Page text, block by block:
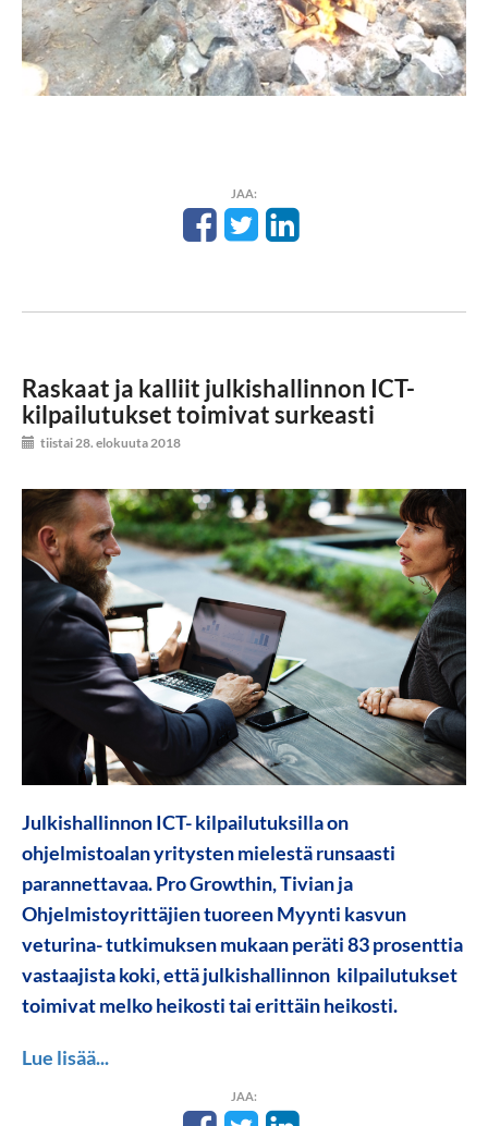
JAA:
Raskaat ja kalliit julkishallinnon ICT-
kilpailutukset toimivat surkeasti
tiistai 28. elokuuta 2018
Julkishallinnon ICT- kilpailutuksilla on
ohjelmistoalan yritysten mielestä runsaasti
parannettavaa. Pro Growthin, Tivian ja
Ohjelmistoyrittäjien tuoreen Myynti kasvun
veturina- tutkimuksen mukaan peräti 83 prosenttia
vastaajista koki, ettäjulkishallinnon kilpailutukset
toimivat melko heikosti tai erittäin heikosti.
Lue lisää...
JAA: